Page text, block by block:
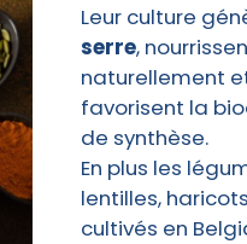
Leur culture
serre,
naturellement
favorisent la
de synthèse.
En plus les
lentilles,
cultivés en